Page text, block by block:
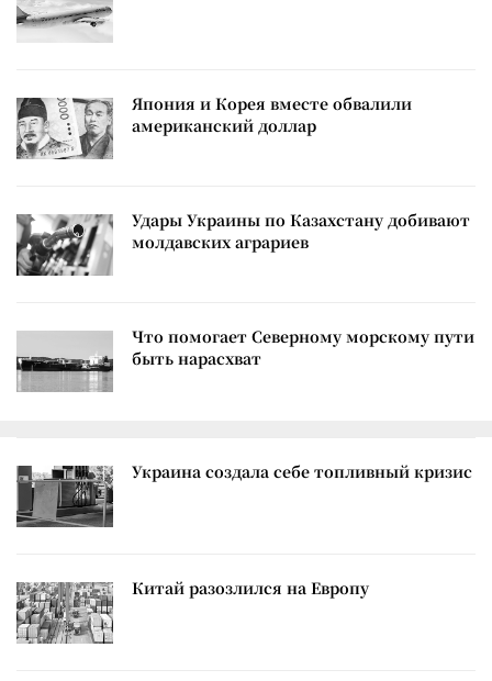
Япония и Корея вместе обвалили
американский доллар
Удары Украины по Казахстану добивают
молдавских аграриев
Что помогает Северному морскому пути
быть нарасхват
Украина создала себе топливный кризис
Китай разозлился на Европу